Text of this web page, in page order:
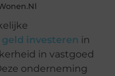
geld investeren in
in vastgoed
onderneming